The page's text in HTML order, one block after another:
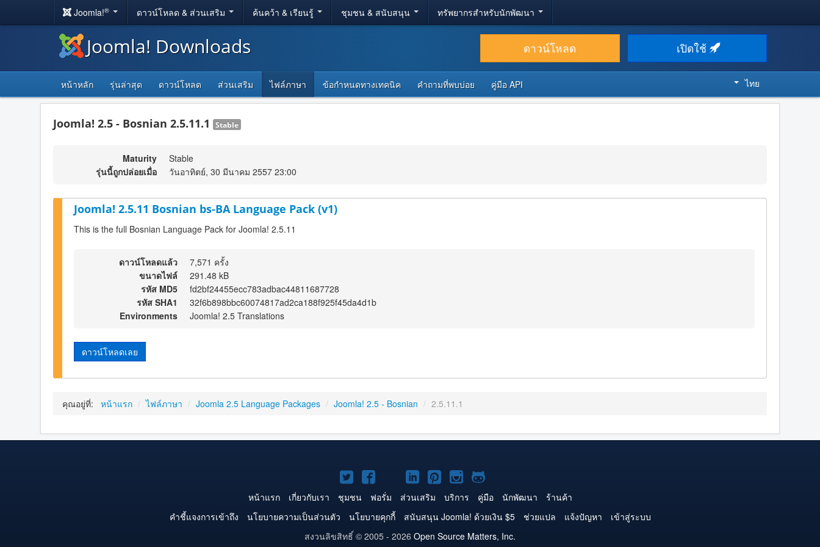
Joomla!® ดาวน์โหลด & ส่วนเสริม ค้นคว้า & เรียนรู้ ชุมชน & สนับสนุน ทรัพยากรสำหรับนักพัฒนา
Joomla! Downloads ดาวน์โหลด เปิดใช้
หน้าหลัก รุ่นล่าสุด ดาวน์โหลด ส่วนเสริม ไฟล์ภาษา ข้อกำหนดทางเทคนิค คำถามที่พบบ่อย คู่มือ API ไทย
Joomla! 2.5 - Bosnian 2.5.11.1 Stable
Maturity
Stable
รุ่นนี้ถูกปล่อยเมื่อ
วันอาทิตย์, 30 มีนาคม 2557 23:00
Joomla! 2.5.11 Bosnian bs-BA Language Pack (v1)
This is the full Bosnian Language Pack for Joomla! 2.5.11
ดาวน์โหลดแล้ว
7,571 ครั้ง
ขนาดไฟล์
291.48 kB
รหัส MD5
fd2bf24455ecc783adbac44811687728
รหัส SHA1
32f6b898bbc60074817ad2ca188f925f45da4d1b
Environments
Joomla! 2.5 Translations
ดาวน์โหลดเลย
คุณอยู่ที่: หน้าแรก / ไฟล์ภาษา / Joomla 2.5 Language Packages / Joomla! 2.5 - Bosnian / 2.5.11.1
Joomla!
บน
Twitter
Joomla!
บน
Facebook
Joomla!
บน
YouTube
Joomla!
บน
LinkedIn
Joomla!
บน
Pinterest
Joomla!
บน
Instagram
Joomla!
บน
GitHub
หน้าแรก เกี่ยวกับเรา ชุมชน ฟอรั่ม ส่วนเสริม บริการ คู่มือ นักพัฒนา
ร้านค้า
คำชี้แจงการเข้าถึง
นโยบายความเป็นส่วนตัว นโยบายคุกกี้ สนับสนุน Joomla! ด้วยเงิน $5 ช่วยแปล แจ้งปัญหา
เข้าสู่ระบบ
สงวนลิขสิทธิ์ © 2005 - 2026 Open Source Matters, Inc.